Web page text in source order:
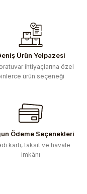
öneri formunu
Ürün Yelpazesi
ihtiyaçlarına özel
ürün seçeneği
Ödeme Seçenekleri
kartı, taksit ve havale
imkânı